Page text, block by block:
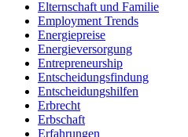
Elternschaft und Familie
Employment Trends
Energiepreise
Energieversorgung
Entrepreneurship
Entscheidungsfindung
Entscheidungshilfen
Erbrecht
Erbschaft
Erfahrungen